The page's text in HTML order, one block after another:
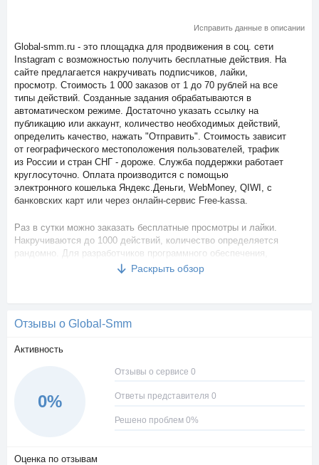
Исправить данные в описании
Global-smm.ru - это площадка для продвижения в соц. сети
Instagram с возможностью получить бесплатные действия. На
сайте предлагается накручивать подписчиков, лайки,
просмотр. Стоимость 1 000 заказов от 1 до 70 рублей на все
типы действий. Созданные задания обрабатываются в
автоматическом режиме. Достаточно указать ссылку на
публикацию или аккаунт, количество необходимых действий,
определить качество, нажать "Отправить". Стоимость зависит
от географического местоположения пользователей, трафик
из России и стран СНГ - дороже. Служба поддержки работает
круглосуточно. Оплата производится с помощью
электронного кошелька Яндекс.Деньги, WebMoney, QIWI, с
банковских карт или через онлайн-сервис Free-kassa.
Раз в сутки можно заказать бесплатные просмотры и лайки.
Накручиваются до 1000 действий, количество определяется
рандомно. Для разработчиков программного обеспечения,
владельцев CRM-систем есть API.
размере 5% от суммы пополнения баланса реферала. При
заказывать рекламу в социальных, контекстных, баннерных,
электронный кошелек или использовать для заказа услуг.
Раскрыть обзор
Отзывы о Global-Smm
Активность
0%
Отзывы о сервисе 0
Ответы представителя 0
Решено проблем 0%
Оценка по отзывам